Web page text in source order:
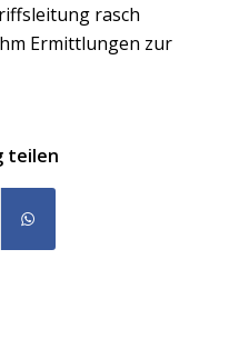
rasch
Ermittlungen zur
teilen